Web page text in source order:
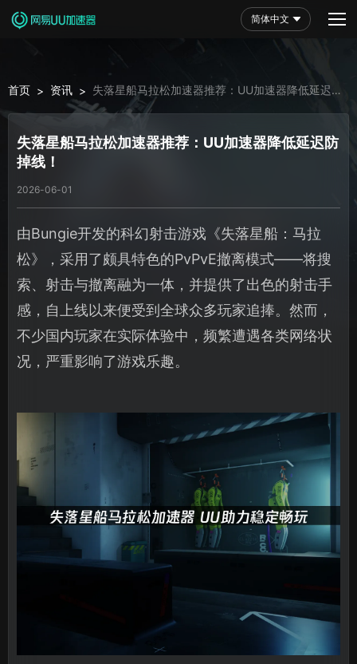
简体中文
首页 > 资讯 > 失落星船马拉松加速器推荐：UU加速器降低延迟防
掉线！
失落星船马拉松加速器推荐：UU加速器降低延迟防
掉线！
2026-06-01
由Bungie开发的科幻射击游戏《失落星船：马拉
松》，采用了颇具特色的PvPvE撤离模式——将搜
索、射击与撤离融为一体，并提供了出色的射击手
感，自上线以来便受到全球众多玩家追捧。然而，
不少国内玩家在实际体验中，频繁遭遇各类网络状
况，严重影响了游戏乐趣。